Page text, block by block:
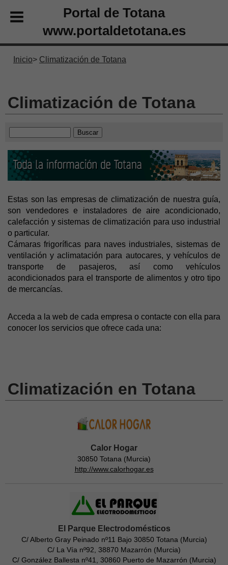
Portal de Totana
www.portaldetotana.es
Inicio Climatización de Totana
Climatización de Totana
Estas son las empresas de climatización de nuestra guía,
son vendedores e instaladores de aire acondicionado,
calefacción y sistemas de climatización para uso industrial
o particular.
Cámaras frigoríficas para naves industriales, sistemas de
ventilación y aclimatación para autocares, y vehículos de
transporte de pasajeros, así como vehículos
acondicionados para el transporte de alimentos y otro tipo
de mercancías.
Acceda a la web de cada empresa o contacte con ella para
conocer los servicios que ofrece cada una:
Climatización en Totana
Calor Hogar
30850 Totana (Murcia)
http://www.calorhogar.es
El Parque Electrodomésticos
C/ Alberto Gray Peinado nº11 Bajo 30850 Totana (Murcia)
C/ La Vía nº92, 38870 Mazarrón (Murcia)
C/ González Ballesta nº41, 30860 Puerto de Mazarrón (Murcia)